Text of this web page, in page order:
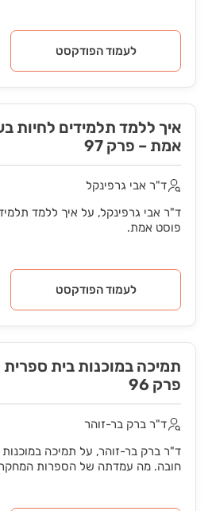
לעמוד הפודקסט
איך ללמד תלמידים לחיות
אמת – פרק 97
ד"ר אבי גרפינקל
ד"ר אבי גרפינקל, על איך ללמד
פוסט אמת.
לעמוד הפודקסט
תמיכה במוכנות בית ספרית
פרק 96
ד"ר ברק בר-זוהר
ד"ר ברק בר-זוהר, על תמיכה במוכנות
חובה. מה עמדתה של הספרות